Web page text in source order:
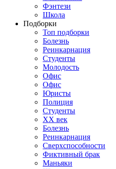
Фэнтези
Школа
Подборки
Топ подборки
Болезнь
Реинкарнация
Студенты
Молодость
Офис
Офис
Юристы
Полиция
Студенты
ХХ век
Болезнь
Реинкарнация
Сверхспособности
Фиктивный брак
Маньяки